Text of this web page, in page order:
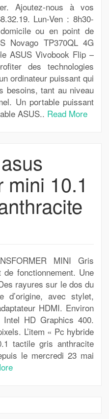
Ajoutez-nous à vos
Lun-Ven : 8h30-
ou en point de
Novago TP370QL 4G
ASUS Vivobook Flip –
des technologies
ordinateur puissant qui
besoins, tant au niveau
Un portable puissant
ASUS.. Read More
10.1
MINI Gris
fonctionnement. Une
rayures sur le dos du
d’origine, avec stylet,
HDMI. Environ
Intel HD Graphics 400.
L’item « Pc hybride
tactile gris anthracite
le mercredi 23 mai